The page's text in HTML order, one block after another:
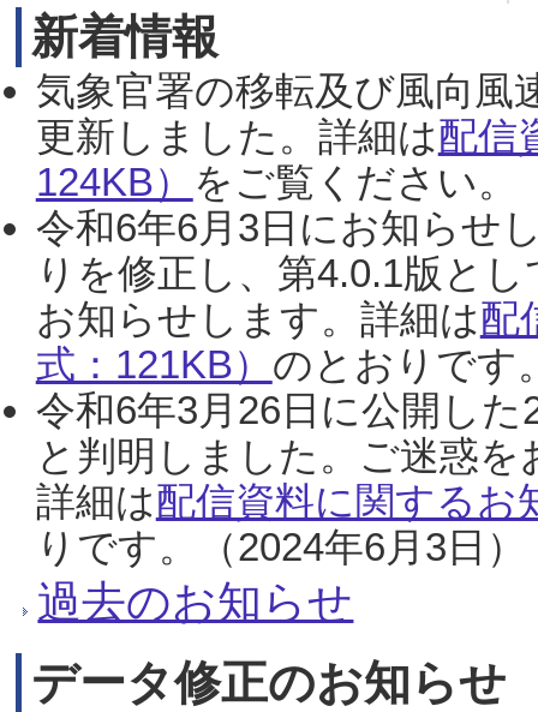
新着情報
気象官署の移転及び風向風
更新しました。詳細は配信
124KB） をご覧ください。
令和6年6月3日にお知らせ
りを修正し、第4.0.1版と
お知らせします。詳細は配
式：121KB） のとおりです
令和6年3月26日に公開し
と判明しました。ご迷惑
詳細は配信資料に関するお
りです。（2024年6月3日）
過去のお知らせ
データ修正のお知らせ